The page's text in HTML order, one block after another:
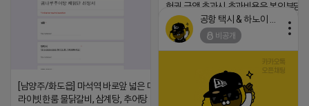
험권 금액 초과시 초과비용은 본인부담
2026-04-18 17:18
[남양주/화도읍] 마석역 바로앞 넓은 매장과, 프
라이빗한룸 물닭갈비, 삼계탕, 추어탕 맛집 10
비공개